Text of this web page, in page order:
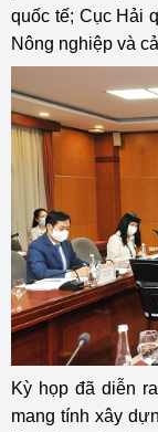
quốc tế; Cục Hải
Nông nghiệp và
Kỳ họp đã diễn
mang tính xây